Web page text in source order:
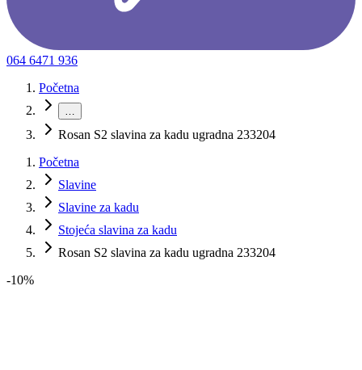
064 6471 936
Početna
…
Rosan S2 slavina za kadu ugradna 233204
Početna
Slavine
Slavine za kadu
Stojeća slavina za kadu
Rosan S2 slavina za kadu ugradna 233204
-10%